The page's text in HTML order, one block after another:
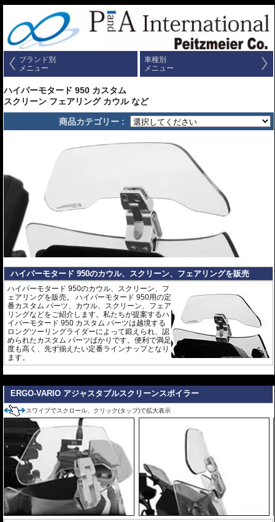
ブランド別
メニュー
車種別
メニュー
ハイパーモタード 950 カスタム
スクリーン フェアリング カウル など
商品カテゴリー :
ハイパーモタード 950のカウル、スクリーン、フェアリングを販売
ハイパーモタード 950のカウル、スクリーン、フ
ェアリングを販売。 ハイパーモタード 950用の定
番カスタム パーツ、カウル、スクリーン、フェア
リングなどをご紹介します。私たちが提案するハ
イパーモタード 950 カスタム パーツは越境する
ロングツーリングライダーによって鍛えられ、認
められたカスタム パーツばかりです。便利で満足
度も高く、先ず揃えたい定番ラインナップとなり
ます。
ERGO-VARIO アジャスタブルスクリーンスポイラー
スワイプでスクロール、クリック(タップ)で拡大表示